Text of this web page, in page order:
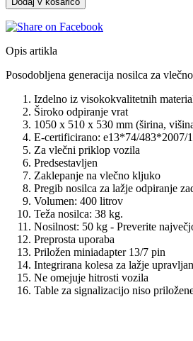
Opis artikla
Posodobljena generacija nosilca za
Izdelno iz visokokvalitetnih
Široko odpiranje vrat
1050 x 510 x 530 mm (širina,
E-certificirano: e13*74/483*2007/
Za vlečni priklop vozila
Predsestavljen
Zaklepanje na vlečno kljuko
Pregib nosilca za lažje odpiranje
Volumen: 400 litrov
Teža nosilca: 38 kg.
Nosilnost: 50 kg - Preverite
Preprosta uporaba
Priložen miniadapter 13/7 pin
Integrirana kolesa za lažje
Ne omejuje hitrosti vozila
Table za signalizacijo niso